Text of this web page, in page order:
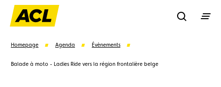
Rechercher
Homepage Agenda Évènements
Balade à moto - Ladies Ride vers la région frontalière belge